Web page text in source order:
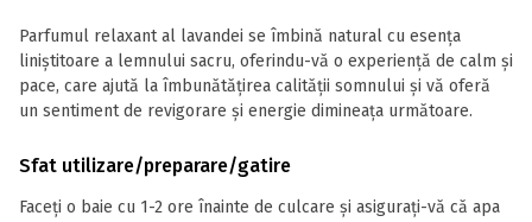
Parfumul relaxant al lavandei se îmbină natural cu esența
liniștitoare a lemnului sacru, oferindu-vă o experiență de calm și
pace, care ajută la îmbunătățirea calității somnului și vă oferă
un sentiment de revigorare și energie dimineața următoare.
Sfat utilizare/preparare/gatire
Faceți o baie cu 1-2 ore înainte de culcare și asigurați-vă că apa